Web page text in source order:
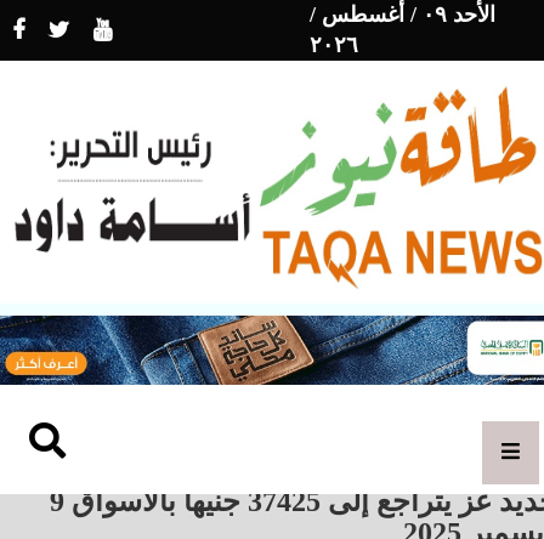
الأحد ٠٩ / أغسطس /
٢٠٢٦
حديد عز يتراجع إلى 37425 جنيهاً بالأسواق 9